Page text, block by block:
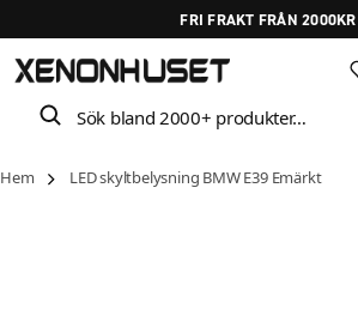
FRI FRAKT FRÅN 2000KR
Sök bland 2000+ produkter…
Hem LED skyltbelysning BMW E39 Emärkt